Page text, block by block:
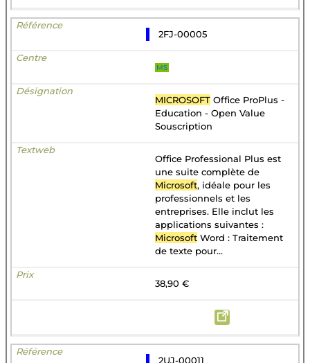
2FJ-00005
MS
MICROSOFT Office ProPlus -
Education - Open Value
Souscription
Office Professional Plus est
une suite complète de
Microsoft, idéale pour les
professionnels et les
entreprises. Elle inclut les
applications suivantes :
Microsoft Word : Traitement
de texte pour...
38,90 €
2UJ-00011